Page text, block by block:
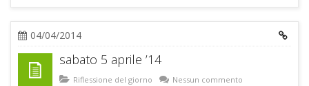
04/04/2014
sabato 5 aprile ’14
Riflessione del giorno Nessun commento